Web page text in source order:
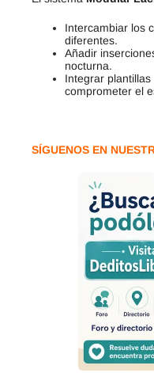
Intercambiar los
diferentes.
Añadir
nocturna.
Integrar
comprometer el
SÍGUENOS EN